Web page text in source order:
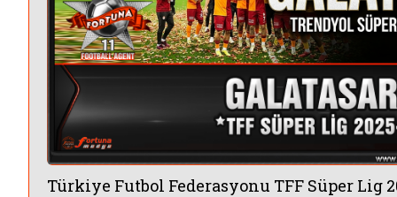
KANALLARI SATILIR MI
Türkiye Futbol Federasyonu TFF Süper Lig